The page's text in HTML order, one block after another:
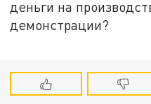
деньги на
демонстрации?